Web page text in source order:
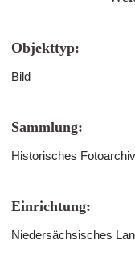
Objekttyp:
Bild
Sammlung:
Historisches
Einrichtung:
Niedersächsisches